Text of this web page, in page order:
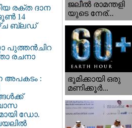
രക്ത ദാന
14
ബ്ലഡ്
പുത്തൻചിറ
രചനാ
അപകടം :
ഡോ.
ജലീല്‍ രാമന്തളി
യുടെ നേര്...
ഭൂമിക്കായി ഒരു
മണിക്കൂര്‍...